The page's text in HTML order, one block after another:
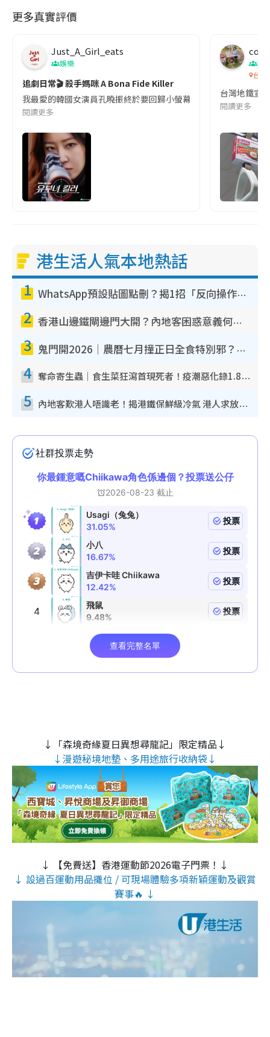
更多真實評價
Just_A_Girl_eats
娛樂
追劇日常🎬 殺手媽咪 A Bona Fide Killer
我最愛的韓國女演員孔曉振終於要回歸小螢幕啦!這次的劇本改編
閱讀更多
co
吹
台灣
台灣地鐵宣
閱讀更多
港生活人氣本地熱話
1 WhatsApp預設貼圖點刪？揭1招「反向操作」還原簡潔介面 附3步實測教學
2 香港山邊鐵閘邊門大開？內地客困惑意義何在！網民神回覆：呢種叫法理性防禦
3 鬼門開2026｜農曆七月撞正日全食特別邪？專家警告切忌做一事！揭4大禁忌+2招保平安
4 奪命寄生蟲｜食生菜狂瀉首現死者！疫潮惡化錄1.8萬宗病例 揭洗菜3大謬誤
5 內地客歎港人唔識老！揭港鐵保鮮級冷氣 港人求放過：咪投訴
↓「森境奇緣夏日異想尋龍記」限定精品↓
↓漫遊秘境地墊、多用途旅行收納袋↓
↓ 【免費送】香港運動節2026電子門票！↓
↓ 設過百運動用品攤位 / 可現場體驗多項新穎運動及觀賞
賽事🔥 ↓